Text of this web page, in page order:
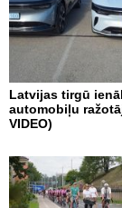
Latvijas tirgū
automobiļu
VIDEO)